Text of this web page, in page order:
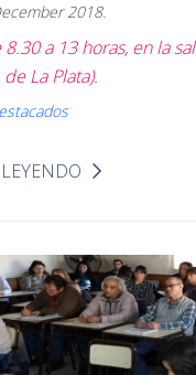
2018.
a 13 horas, en la
La Plata).